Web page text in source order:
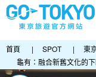
首頁 | SPOT | 東
龜有：融合新舊文化的